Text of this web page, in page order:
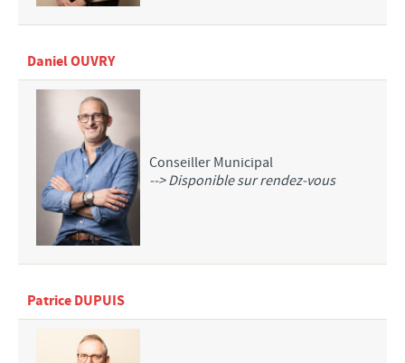
VIE LOCALE
TRANSPORTS DANS VOTRE COMMUNE
Bus Tadao
Les transports TER
COMMERÇANTS ET ARTISANS
ACTUALITÉS MEURCHINOISES
En bref
SANTÉ
REPORTAGES
ARCHIVE BULLETIN MUNICIPAL
CHASSE
Daniel OUVRY
Conseiller Municipal
--> Disponible sur rendez-vous
Patrice DUPUIS